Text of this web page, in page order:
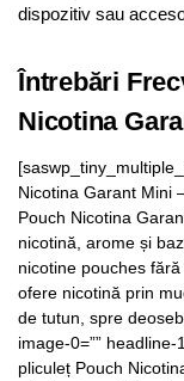
dispozitiv sau
Întrebări
Nicotina
Nicotina Garant Mini
Pouch Nicotina
nicotină, arome și
nicotine pouches
ofere nicotină prin
de tutun, spre
image-0=””
pliculeț Pouch